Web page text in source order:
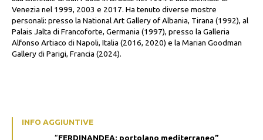
Venezia nel 1999, 2003 e 2017. Ha tenuto diverse mostre
personali: presso la National Art Gallery of Albania, Tirana (1992), al
Palais Jalta di Francoforte, Germania (1997), presso la Galleria
Alfonso Artiaco di Napoli, Italia (2016, 2020) e la Marian Goodman
Gallery di Parigi, Francia (2024).
INFO AGGIUNTIVE
“FERDINANDEA: portolano mediterraneo”